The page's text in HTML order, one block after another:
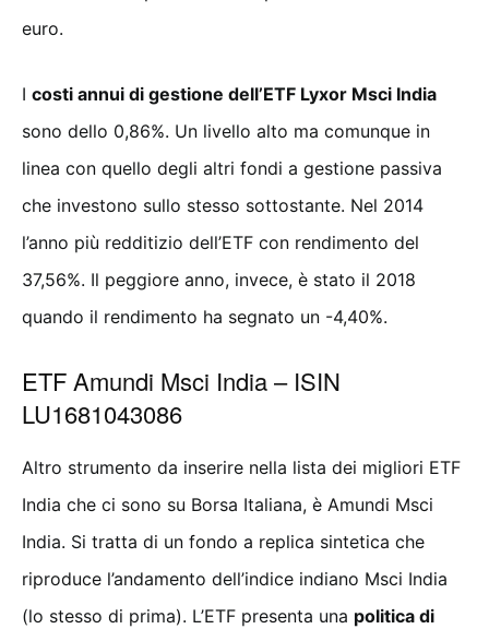
euro.
I costi annui di gestione dell’ETF Lyxor Msci India
sono dello 0,86%. Un livello alto ma comunque in
linea con quello degli altri fondi a gestione passiva
che investono sullo stesso sottostante. Nel 2014
l’anno più redditizio dell’ETF con rendimento del
37,56%. Il peggiore anno, invece, è stato il 2018
quando il rendimento ha segnato un -4,40%.
ETF Amundi Msci India – ISIN
LU1681043086
Altro strumento da inserire nella lista dei migliori ETF
India che ci sono su Borsa Italiana, è Amundi Msci
India. Si tratta di un fondo a replica sintetica che
riproduce l’andamento dell’indice indiano Msci India
(lo stesso di prima). L’ETF presenta una politica di